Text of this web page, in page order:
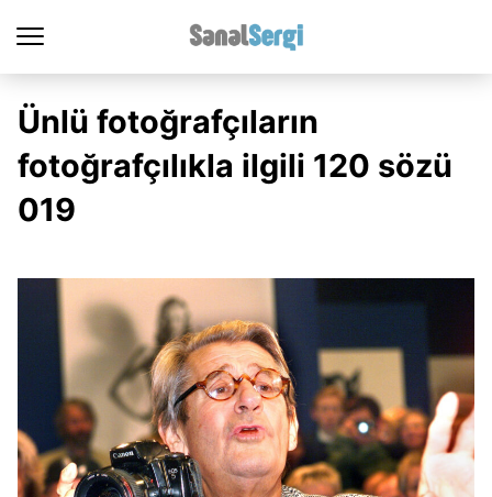
Ünlü fotoğrafçıların
fotoğrafçılıkla ilgili 120 sözü
019